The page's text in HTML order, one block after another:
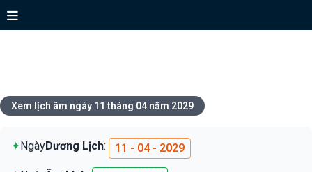
Xem lịch âm ngày 11 tháng 04 năm 2029
✦NgàyDương Lịch: 11 - 04 - 2029